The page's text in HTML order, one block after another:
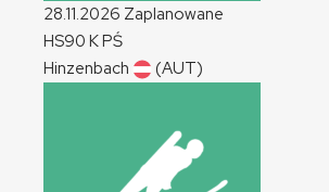
28.11.2026 Zaplanowane
HS90 KPŚ
Hinzenbach
(AUT)